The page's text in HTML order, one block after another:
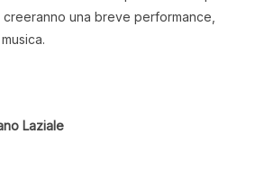
una breve performance,
Laziale